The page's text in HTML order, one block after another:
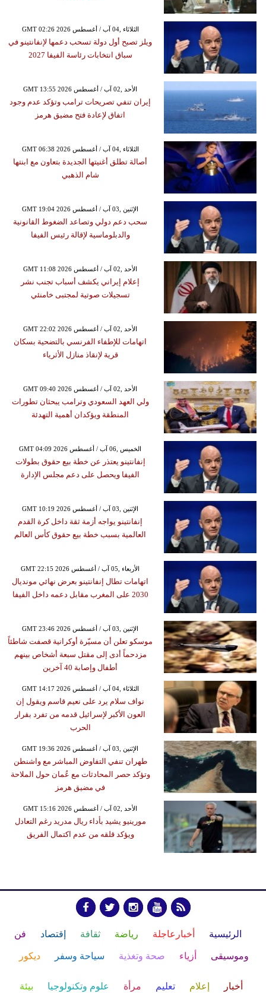
GMT 02:26 2026 الثلاثاء ,04 آب / أغسطس
ويلز تصبح أول دولة تسحب دعمها لإنفانتينو في
سباق انتخابات رئاسة الفيفا 2027
GMT 13:55 2026 الأحد ,02 آب / أغسطس
إيران تنفي تصريحات ترامب وتؤكد عدم وجود
اتفاق لإعادة فتح مضيق هرمز
GMT 06:38 2026 الثلاثاء ,04 آب / أغسطس
أصالة تطلق أغنيتها الجديدة بتعاون مع ابنتها
شام الذهبي
GMT 19:04 2026 الإثنين ,03 آب / أغسطس
سحب دعم دولي وتصاعد الضغوط القانونية
والدبلوماسية لإقالة رئيس الفيفا
GMT 11:08 2026 الأحد ,02 آب / أغسطس
إعلام إيراني يكشف أسباب تجنب نشر
تسجيلات صوتية لمجتبى خامنئي
GMT 22:02 2026 الأحد ,02 آب / أغسطس
اتهامات للإطفاء الفرنسي بالتضحية بسكان
قرية لإنقاذ منازل الأثرياء
GMT 09:40 2026 الأحد ,02 آب / أغسطس
ولي العهد السعودي وترامب يبحثان تطورات
المنطقة ويؤكدان أهمية التهدئة
GMT 04:09 2026 الخميس ,06 آب / أغسطس
إنفانتينو يعتذر عن خطة بيع حقوق بطولات
الفيفا ويحصل على دعم مجلس الإدارة
GMT 10:19 2026 الإثنين ,03 آب / أغسطس
إنفانتينو يواجه أزمة ثقة داخل كرة القدم
العالمية بسبب خطة بيع حقوق كأس العالم
GMT 22:15 2026 الأربعاء ,05 آب / أغسطس
اتهامات تطال إنفانتينو بعرض نهائي مونديال
2030 على المغرب مقابل دعمه داخل الفيفا
GMT 23:46 2026 الإثنين ,03 آب / أغسطس
موسكو تعلن أن مسيّرة أوكرانية قصفت شاطئاً
مزدحماً أدى إلى مقتل سبعة أشخاص بينهم
أطفال وإصابة 40 آخرين
GMT 14:17 2026 الثلاثاء ,04 آب / أغسطس
نواف سلام يرد على نعيم قاسم ويقول إن
العون الأكبر لإسرائيل قدمه من تفرد بقرار
الحرب
GMT 19:36 2026 الإثنين ,03 آب / أغسطس
طهران تنفي التفاوض المباشر مع واشنطن
وتؤكد حصر المحادثات مع عُمان حول الملاحة
في مضيق هرمز
GMT 15:16 2026 الأحد ,02 آب / أغسطس
مورينيو يشيد بأداء ريال مدريد رغم التعادل
ويؤكد قلقه من عدم اكتمال الفريق
الرئيسية أخبارعاجلة رياضة ثقافة إقتصاد فن
وموسيقى أزياء صحة وتغذية سياحة وسفر ديكور
أخبار إعلام تعليم مرأة علوم وتكنولوجيا بيئة